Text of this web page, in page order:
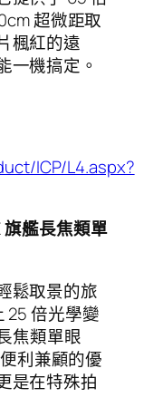
超微距取
楓紅的遠
一機搞定。
ICP/L4.aspx?
旗艦長焦類單
鬆取景的旅
25 倍光學變
焦類單眼
利兼顧的優
是在特殊拍